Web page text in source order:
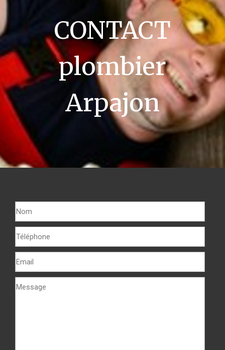
CONTACT
plombier
Arpajon